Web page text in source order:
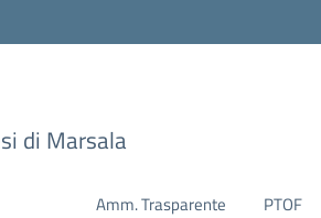
di Marsala
Amm. Trasparente PTOF